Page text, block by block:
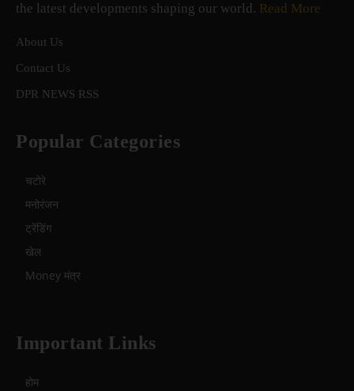
the latest developments shaping our world. Read More
About Us
Contact Us
DPR NEWS RSS
Popular Categories
चटोरे
मनोरंजन
ट्रेंडिंग
खेल
Money मंत्र
Important Links
होम